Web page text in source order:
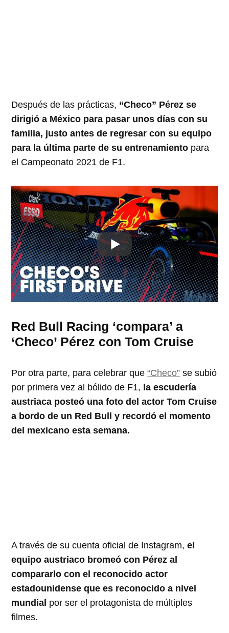
Después de las prácticas, “Checo” Pérez se
dirigió a México para pasar unos días con su
familia, justo antes de regresar con su equipo
para la última parte de su entrenamiento para
el Campeonato 2021 de F1.
Red Bull Racing ‘compara’ a
‘Checo’ Pérez con Tom Cruise
Por otra parte, para celebrar que“Checo” se subió
por primera vez al bólido de F1, la escudería
austriaca posteó una foto del actor Tom Cruise
a bordo de un Red Bull y recordó el momento
del mexicano esta semana.
A través de su cuenta oficial de Instagram,el
equipo austriaco bromeó con Pérez al
compararlo con el reconocido actor
estadounidense que es reconocido a nivel
mundial por ser el protagonista de múltiples
filmes.